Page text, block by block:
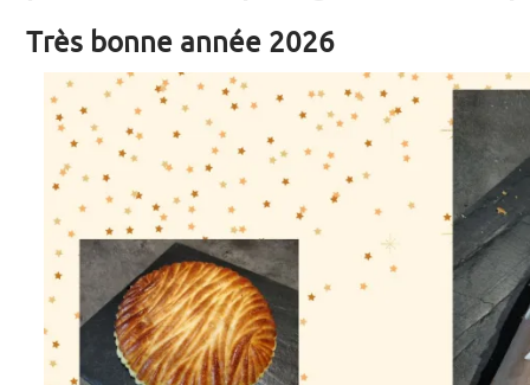
Très bonne année 2026